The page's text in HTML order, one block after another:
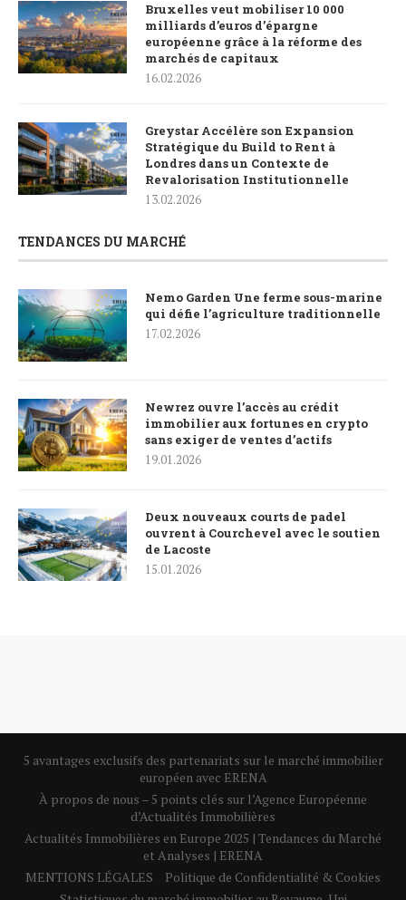
Bruxelles veut mobiliser 10 000
milliards d’euros d’épargne
européenne grâce à la réforme des
marchés de capitaux
16.02.2026
Greystar Accélère son Expansion
Stratégique du Build to Rent à
Londres dans un Contexte de
Revalorisation Institutionnelle
13.02.2026
TENDANCES DU MARCHÉ
Nemo Garden Une ferme sous-marine
qui défie l’agriculture traditionnelle
17.02.2026
Newrez ouvre l’accès au crédit
immobilier aux fortunes en crypto
sans exiger de ventes d’actifs
19.01.2026
Deux nouveaux courts de padel
ouvrent à Courchevel avec le soutien
de Lacoste
15.01.2026
5 avantages exclusifs des partenariats sur le marché immobilier
européen avec ERENA
À propos de nous – 5 points clés sur l’Agence Européenne
d’Actualités Immobilières
Actualités Immobilières en Europe 2025 | Tendances du Marché
et Analyses | ERENA
MENTIONS LÉGALES
Politique de Confidentialité & Cookies